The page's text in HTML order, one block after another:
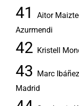
Aitor
Azurmendi
Kristell
Marc
Madrid